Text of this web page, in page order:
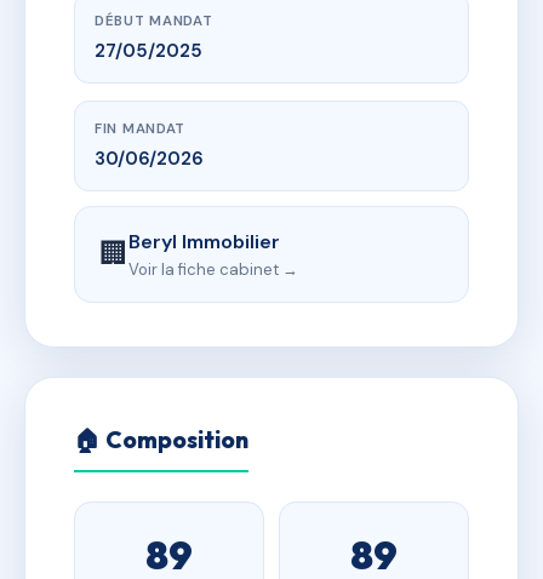
DÉBUT MANDAT
27/05/2025
FIN MANDAT
30/06/2026
🏢Beryl Immobilier
Voir la fiche cabinet →
🏠 Composition
89 89